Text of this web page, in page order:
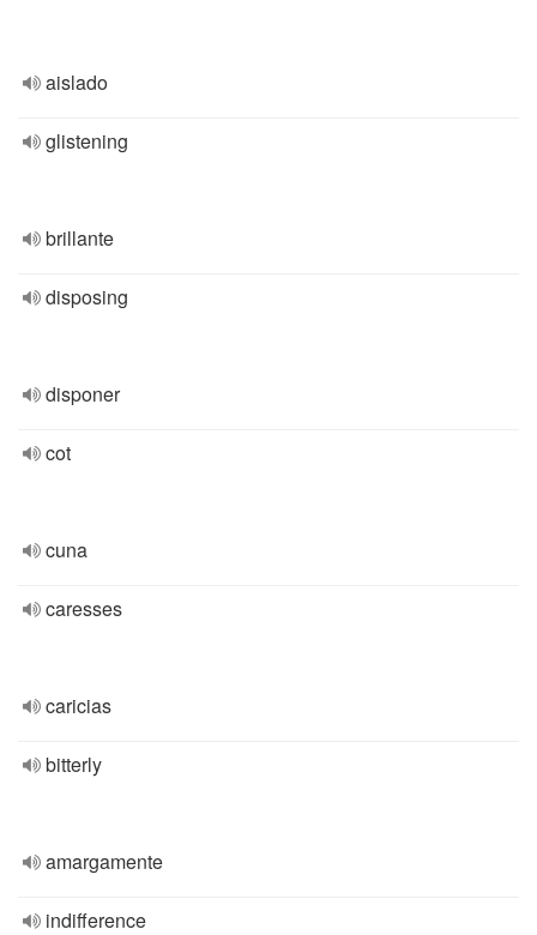
aislado
glistening
brillante
disposing
disponer
cot
cuna
caresses
caricias
bitterly
amargamente
indifference